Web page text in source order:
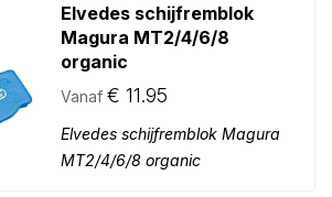
Elvedes schijfremblok
Magura MT2/4/6/8
organic
Vanaf € 11.95
Elvedes schijfremblok Magura
MT2/4/6/8 organic